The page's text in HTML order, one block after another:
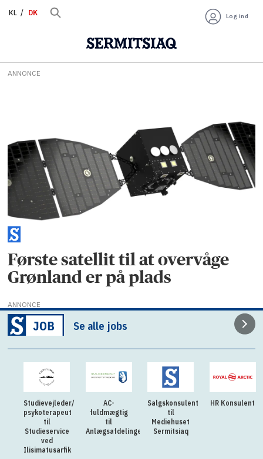
KL DK Log ind
satellitten
ANNONCE
Første satellit til at overvåge
Grønland er på plads
ANNONCE
Se alle jobs
Studievejleder/
psykoterapeut
til
Studieservice
ved
Ilisimatusarfik
AC-
fuldmægtig
til
Anlægsafdelingen
Salgskonsulent
til
Mediehuset
Sermitsiaq
HR Konsulent